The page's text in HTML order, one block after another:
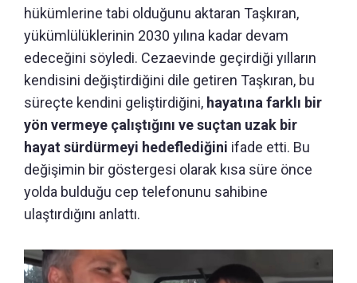
hükümlerine tabi olduğunu aktaran Taşkıran,
yükümlülüklerinin 2030 yılına kadar devam
edeceğini söyledi. Cezaevinde geçirdiği yılların
kendisini değiştirdiğini dile getiren Taşkıran, bu
süreçte kendini geliştirdiğini, hayatına farklı bir
yön vermeye çalıştığını ve suçtan uzak bir
hayat sürdürmeyi hedeflediğini ifade etti. Bu
değişimin bir göstergesi olarak kısa süre önce
yolda bulduğu cep telefonunu sahibine
ulaştırdığını anlattı.